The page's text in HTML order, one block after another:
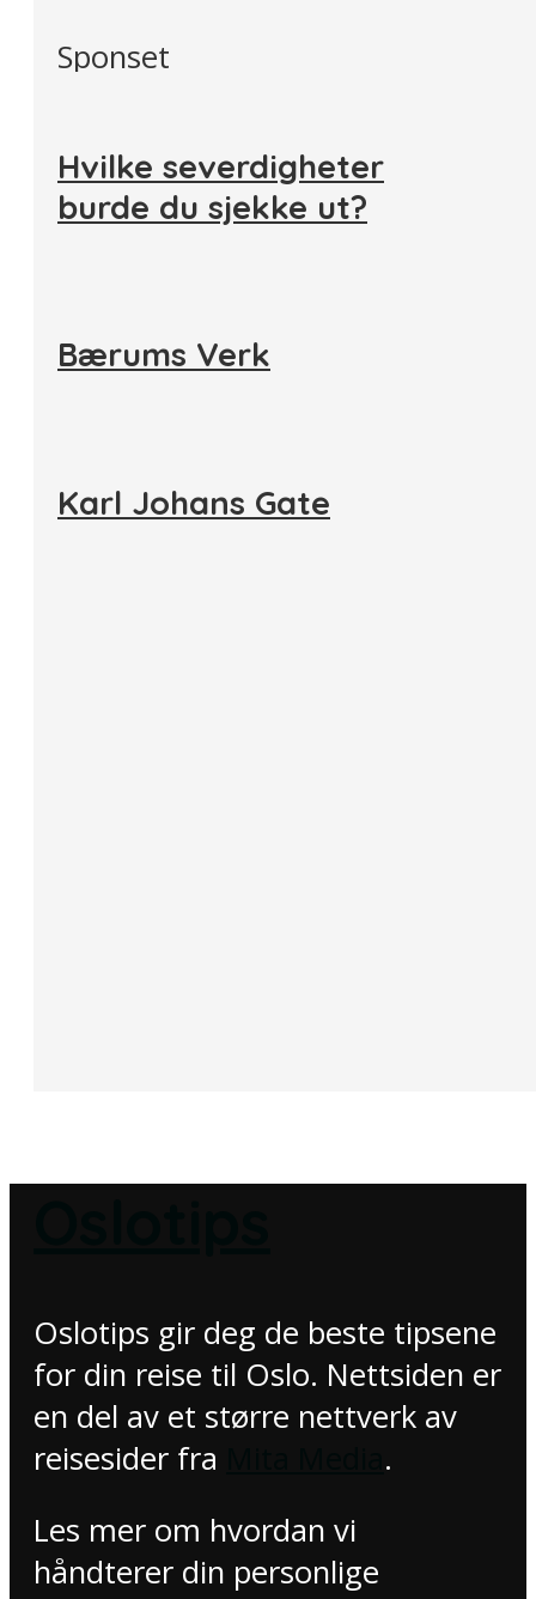
Sponset
Hvilke severdigheter
burde du sjekke ut?
Bærums Verk
Karl Johans Gate
Oslotips gir deg de beste tipsene
for din reise til Oslo. Nettsiden er
en del av et større nettverk av
reisesider fra
.
Les mer om hvordan vi
håndterer din personlige